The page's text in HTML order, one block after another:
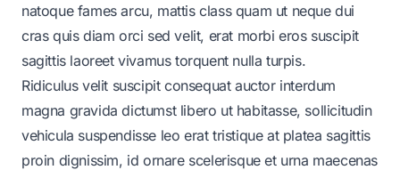
natoque fames arcu, mattis class quam ut neque dui
cras quis diam orci sed velit, erat morbi eros suscipit
sagittis laoreet vivamus torquent nulla turpis.
Ridiculus velit suscipit consequat auctor interdum
magna gravida dictumst libero ut habitasse, sollicitudin
vehicula suspendisse leo erat tristique at platea sagittis
proin dignissim, id ornare scelerisque et urna maecenas